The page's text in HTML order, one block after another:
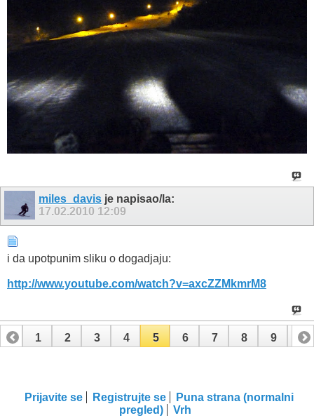
miles_davis je napisao/la:
17.02.2010 12:09
i da upotpunim sliku o dogadjaju:
http://www.youtube.com/watch?v=axcZZMkmrM8
1 2 3 4 5 6 7 8 9 10
Prijavite se Registrujte se
Puna strana (normalni
pregled)
Vrh